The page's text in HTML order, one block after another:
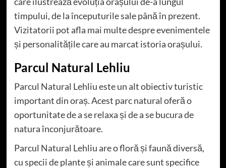
timpului, de la începuturile sale până în prezent.
Vizitatorii pot afla mai multe despre evenimentele
și personalitățile care au marcat istoria orașului.
Parcul Natural Lehliu
Parcul Natural Lehliu este un alt obiectiv turistic
important din oraș. Acest parc natural oferă o
oportunitate de a se relaxa și de a se bucura de
natura înconjurătoare.
Parcul Natural Lehliu are o floră și faună diversă,
cu specii de plante și animale care sunt specifice